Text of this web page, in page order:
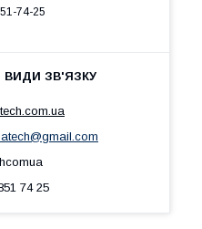
74-25
74 25